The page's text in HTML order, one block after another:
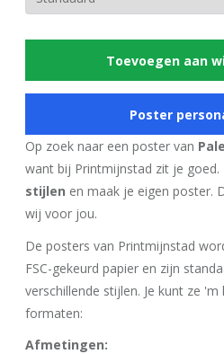
Toevoegen aan
Poster
Op zoek naar een poster van
want bij Printmijnstad zit je goed.
stijlen en maak je eigen poster.
wij voor jou.
De posters van Printmijnstad
FSC-gekeurd papier en zijn
verschillende stijlen. Je kunt ze
formaten:
Afmetingen: